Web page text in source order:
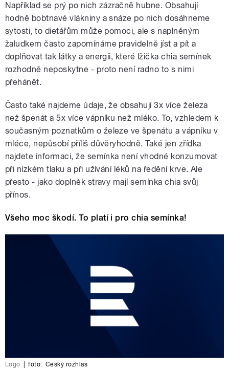
Například se prý po nich zázračně hubne. Obsahují
hodně bobtnavé vlákniny a snáze po nich dosáhneme
sytosti, to dietářům může pomoci, ale s naplněným
žaludkem často zapomínáme pravidelně jíst a pít a
doplňovat tak látky a energii, které lžička chia semínek
rozhodně neposkytne - proto není radno to s nimi
přehánět.
Často také najdeme údaje, že obsahují 3x více železa
než špenát a 5x více vápníku než mléko. To, vzhledem k
současným poznatkům o železe ve špenátu a vápníku v
mléce, nepůsobí příliš důvěryhodně. Také jen zřídka
najdete informaci, že semínka není vhodné konzumovat
při nízkém tlaku a při užívání léků na ředění krve. Ale
přesto - jako doplněk stravy mají semínka chia svůj
přínos.
Všeho moc škodí. To platí i pro chia semínka!
Logo foto: Český rozhlas